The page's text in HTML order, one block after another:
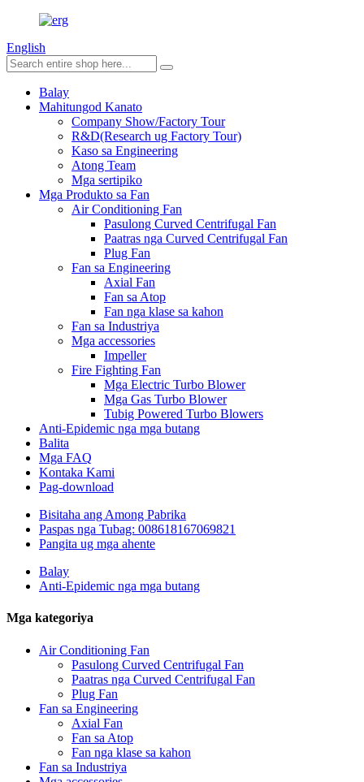
English
Balay
Mahitungod Kanato
Company Show/Factory Tour
R&D(Research ug Factory Tour)
Kaso sa Engineering
Atong Team
Mga sertipiko
Mga Produkto sa Fan
Air Conditioning Fan
Pasulong Curved Centrifugal Fan
Paatras nga Curved Centrifugal Fan
Plug Fan
Fan sa Engineering
Axial Fan
Fan sa Atop
Fan nga klase sa kahon
Fan sa Industriya
Mga accessories
Impeller
Fire Fighting Fan
Mga Electric Turbo Blower
Mga Gas Turbo Blower
Tubig Powered Turbo Blowers
Anti-Epidemic nga mga butang
Balita
Mga FAQ
Kontaka Kami
Pag-download
Bisitaha ang Among Pabrika
Paspas nga Tubag: 008618167069821
Pangita ug mga ahente
Balay
Anti-Epidemic nga mga butang
Mga kategoriya
Air Conditioning Fan
Pasulong Curved Centrifugal Fan
Paatras nga Curved Centrifugal Fan
Plug Fan
Fan sa Engineering
Axial Fan
Fan sa Atop
Fan nga klase sa kahon
Fan sa Industriya